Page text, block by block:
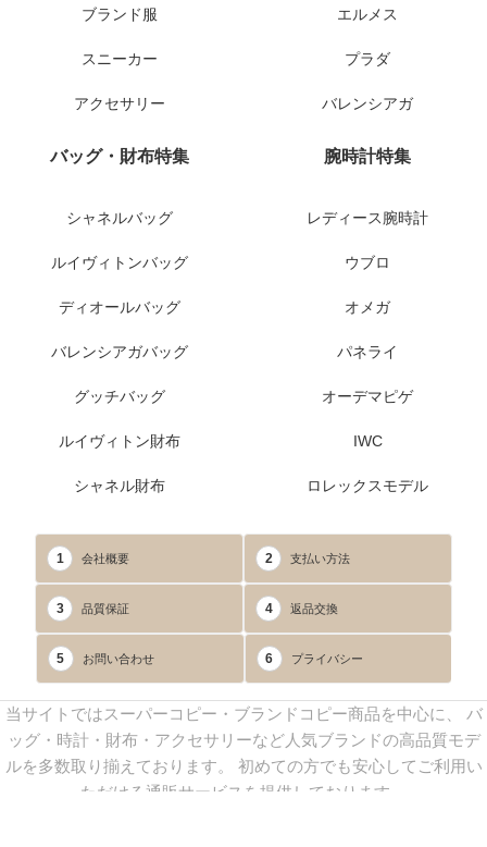
ブランド服
スニーカー
アクセサリー
エルメス
プラダ
バレンシアガ
バッグ・財布特集
シャネルバッグ
ルイヴィトンバッグ
ディオールバッグ
バレンシアガバッグ
グッチバッグ
ルイヴィトン財布
シャネル財布
腕時計特集
レディース腕時計
ウブロ
オメガ
パネライ
オーデマピゲ
IWC
ロレックスモデル
1 会社概要 2 支払い方法
3 品質保証 4 返品交換
5 お問い合わせ 6 プライバシー
当サイトではスーパーコピー・ブランドコピー商品を中心に、 バ
ッグ・時計・財布・アクセサリーなど人気ブランドの高品質モデ
ルを多数取り揃えております。 初めての方でも安心してご利用い
ただける通販サービスを提供しております。